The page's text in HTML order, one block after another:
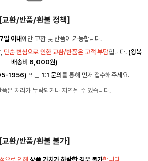
[교환/반품/환불 정책]
7일 이내 에만 교환 및 반품이 가능합니다.
단순 변심으로 인한 교환/반품은 고객 부담입니다. (왕복
배송비 6,000원)
1956) 또는 1:1 문의 를 통해 먼저 접수해주세요.
은 처리가 누락되거나 지연될 수 있습니다.
[교환/반품/환불 불가]